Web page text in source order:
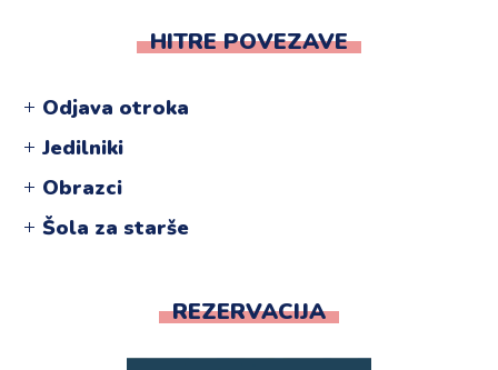
HITRE POVEZAVE
Odjava otroka
Jedilniki
Obrazci
Šola za starše
REZERVACIJA